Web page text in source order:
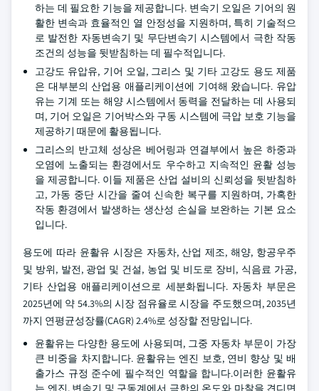
하는 데 필요한 기능을 제공합니다. 변속기 오일은 기어의 원
활한 변속과 효율적인 열 안정성을 지원하며, 특히 기술적으
로 발전한 자동변속기 및 무단변속기 시스템에서 극한 작동
조건의 성능을 뒷받침하는 데 필수적입니다.
고강도 유압유, 기어 오일, 그리스 및 기타 고강도 용도 제품
은 대부분의 산업용 애플리케이션에 기여해 왔습니다. 유압
유는 기계 또는 해양 시스템에서 동력을 전달하는 데 사용되
며, 기어 오일은 기어박스와 구동 시스템에 극압 보호 기능을
제공하기 때문에 활용됩니다.
그리스의 반고체 성상은 베어링과 연결부에서 높은 하중과
오염에 노출되는 환경에서도 우수하고 지속적인 윤활 성능
을 제공합니다. 이들 제품은 산업 설비의 신뢰성을 뒷받침하
고, 가동 중단 시간을 줄여 신속한 복구를 지원하며, 가혹한
작동 환경에서 발생하는 생산성 손실을 보완하는 기본 요소
입니다.
용도에 따라 윤활유 시장은 자동차, 산업 제조, 해양, 항공우주
및 방위, 발전, 광업 및 건설, 농업 및 비도로 장비, 식음료 가공,
기타 산업용 애플리케이션으로 세분화됩니다. 자동차 부문은
2025년에 약 54.3%의 시장 점유율로 시장을 주도했으며, 2035년
까지 연평균성장률(CAGR) 2.4%로 성장할 전망입니다.
윤활유는 다양한 용도에 사용되며, 그중 자동차 부문이 가장
큰 비중을 차지합니다. 윤활유는 엔진 보호, 연비 향상 및 배
출가스 규정 준수에 필수적인 역할을 합니다.이러한 윤활유
는 엔진, 변속기 및 구동계에서 극한의 온도와 마찰을 견디면